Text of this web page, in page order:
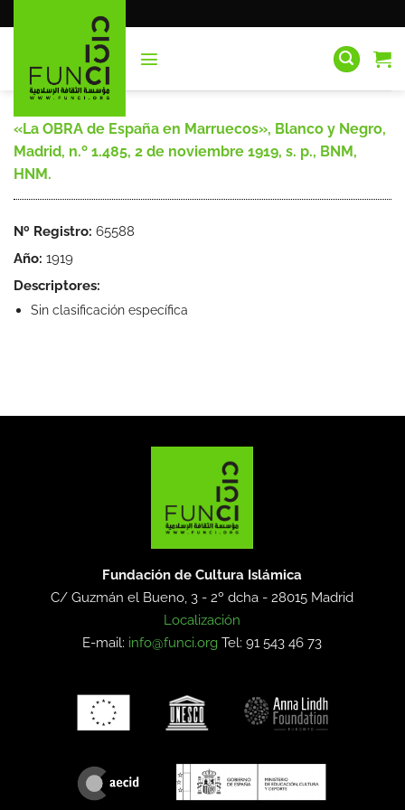
al
«La OBRA de España en Marruecos», Blanco y Negro,
Madrid, n.º 1.485, 2 de noviembre 1919, s. p., BNM,
HNM.
Nº Registro: 65588
Año: 1919
Descriptores:
Sin clasificación específica
Fundación de Cultura Islámica
C/ Guzmán el Bueno, 3 - 2º dcha -28015 Madrid
Localización
E-mail: info@funci.org Tel: 91 543 46 73